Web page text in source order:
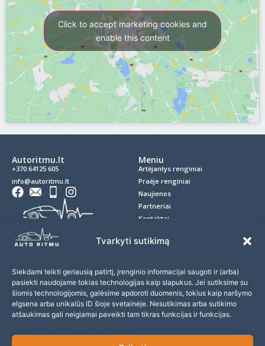
Tvarkyti sutikimą
Siekdami teikti geriausią patirtį, įrenginio informacijai saugoti ir (arba)
pasiekti naudojame tokias technologijas kaip slapukus. Jei sutiksime su
šiomis technologijomis, galėsime apdoroti duomenis, tokius kaip naršymo
elgsena arba unikalūs ID šioje svetainėje. Nesutikimas arba sutikimo
atšaukimas gali neigiamai paveikti tam tikras funkcijas ir funkcijas.
Click to accept marketing cookies and
enable this content
Autoritmu.lt
+370 64125 605
info@autoritmu.lt
Meniu
Artėjantys renginiai
Praėje renginiai
Naujienos
Partneriai
Kontaktai
Slapukai
Prenumerata
Prenumeruokite naujienlaiškį ir nepraleiskite įdomių
renginių!